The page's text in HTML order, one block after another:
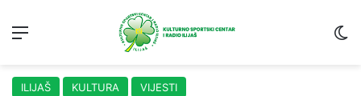
ILIJAŠ KULTURA VIJESTI